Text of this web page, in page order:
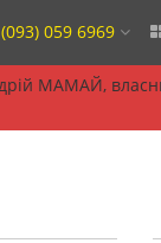
МАМАЙ,
(093) 059 6969